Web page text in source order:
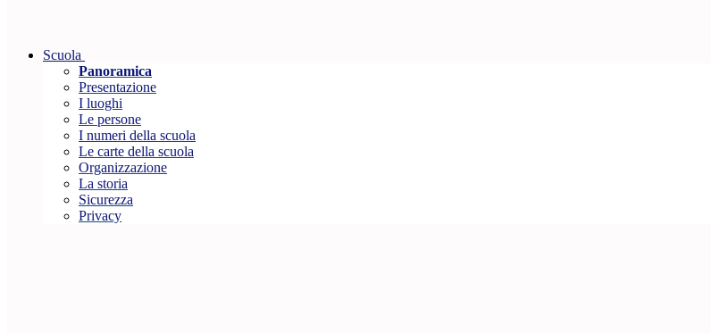
Scuola
Panoramica
Presentazione
I luoghi
Le persone
I numeri della scuola
Le carte della scuola
Organizzazione
La storia
Sicurezza
Privacy